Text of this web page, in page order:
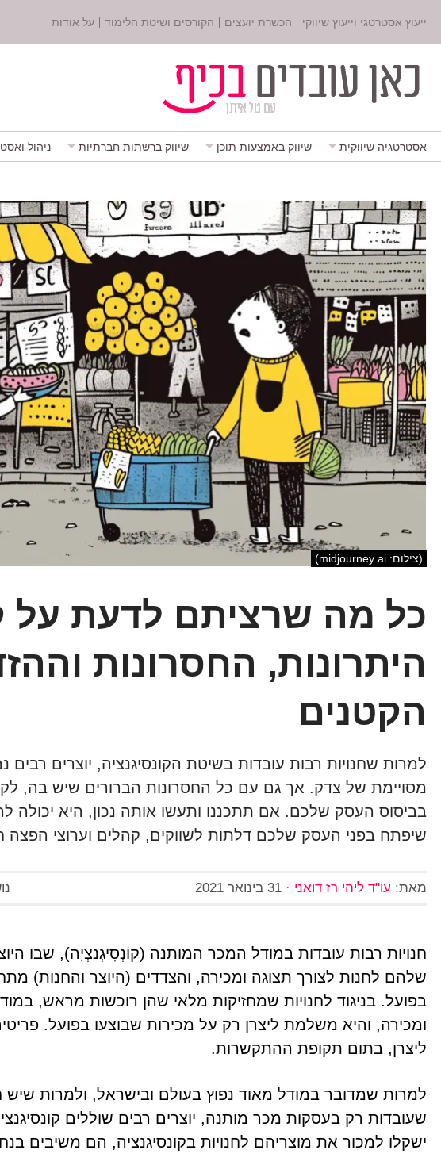
ייעוץ אסטרטגי וייעוץ שיווקי הכשרת יועצים הקורסים ושיטת הלימוד על אודות
אסטרטגיה שיווקית שיווק באמצעות תוכן שיווק ברשתות חברתיות ניהול
(צילום: midjourney ai)
כל מה שרציתם לדעת על
היתרונות, החסרונות
הקטנים
למרות שחנויות רבות עובדות בשיטת הקונסיגנציה, יוצרים
מסויימת של צדק. אך גם עם כל החסרונות הברורים שיש בה,
בביסוס העסק שלכם. אם תתכננו ותעשו אותה נכון, היא יכולה
שיפתח בפני העסק שלכם דלתות לשווקים, קהלים וערוצי
מאת: עו"ד ליהי רז דואני · 31 בינואר 2021
חנויות רבות עובדות במודל המכר המותנה (קוֹנְסִיגְנַצְיָה), שבו
שלהם לחנות לצורך תצוגה ומכירה, והצדדים (היוצר והחנות)
בפועל. בניגוד לחנויות שמחזיקות מלאי שהן רוכשות מראש,
ומכירה, והיא משלמת ליצרן רק על מכירות שבוצעו בפועל.
ליצרן, בתום תקופת ההתקשרות.
למרות שמדובר במודל מאוד נפוץ בעולם ובישראל, ולמרות שיש
שעובדות רק בעסקות מכר מותנה, יוצרים רבים שוללים
ישקלו למכור את מוצריהם לחנויות בקונסיגנציה, הם משיבים